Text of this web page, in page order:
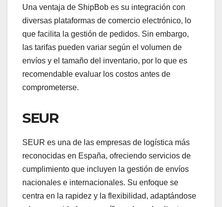
Una ventaja de ShipBob es su integración con
diversas plataformas de comercio electrónico, lo
que facilita la gestión de pedidos. Sin embargo,
las tarifas pueden variar según el volumen de
envíos y el tamaño del inventario, por lo que es
recomendable evaluar los costos antes de
comprometerse.
SEUR
SEUR es una de las empresas de logística más
reconocidas en España, ofreciendo servicios de
cumplimiento que incluyen la gestión de envíos
nacionales e internacionales. Su enfoque se
centra en la rapidez y la flexibilidad, adaptándose